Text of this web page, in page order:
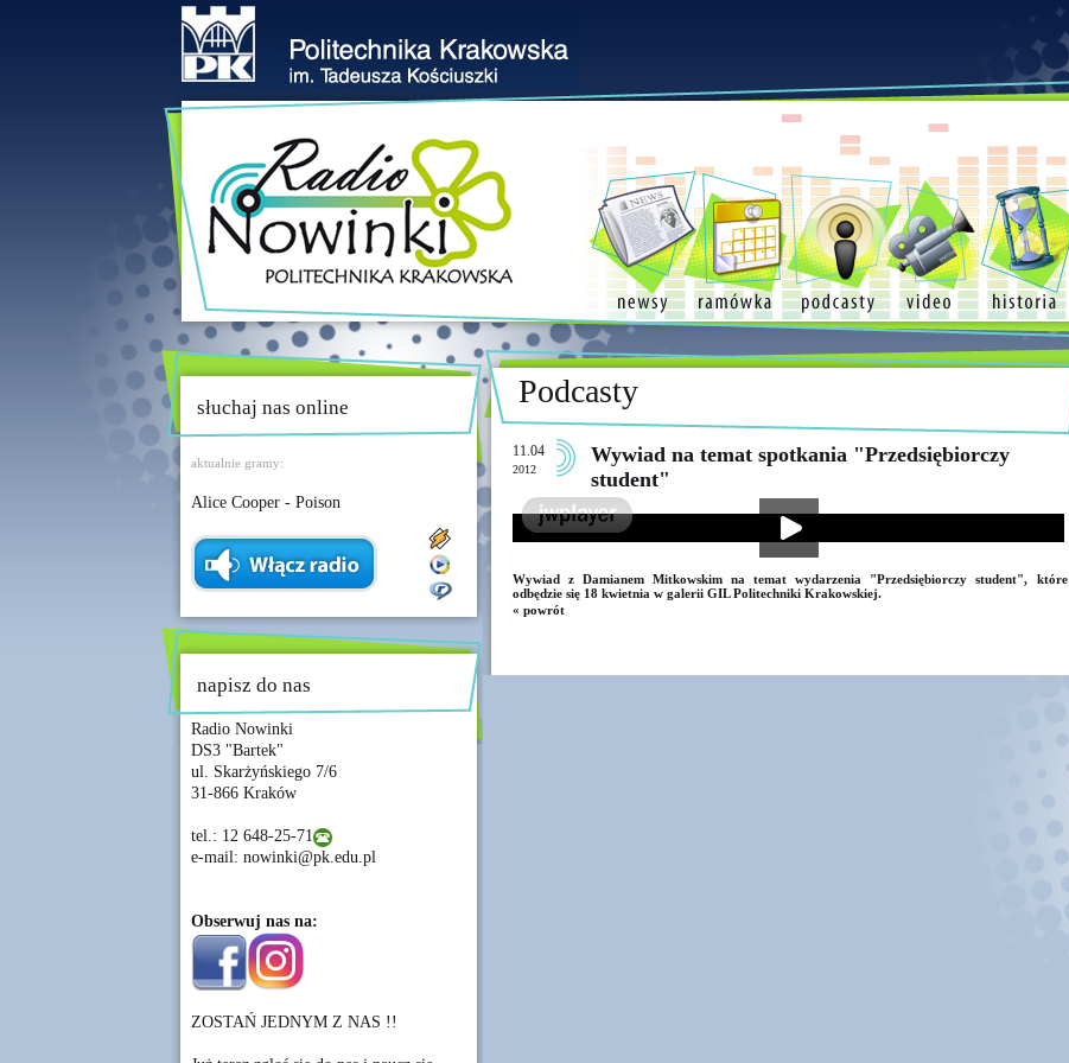
słuchaj nas online
aktualnie gramy:
Alice Cooper - Poison
napisz do nas
Radio Nowinki
DS3 "Bartek"
ul. Skarżyńskiego 7/6
31-866 Kraków
tel.: 12 648-25-71
e-mail: nowinki@pk.edu.pl
Obserwuj nas na:
ZOSTAŃ JEDNYM Z NAS !!
Podcasty
11.04
2012
Wywiad na temat spotkania "Przedsiębiorczy
student"
Wywiad z Damianem Mitkowskim na temat wydarzenia "Przedsiębiorczy student", które
odbędzie się 18 kwietnia w galerii GIL Politechniki Krakowskiej.
« powrót